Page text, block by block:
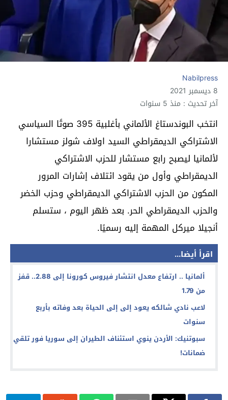
Nabilpress
8 ديسمبر 2021
آخر تحديث : منذ 5 سنوات
انتخب البوندستاغ الألماني بأغلبية 395 صوتًا السياسي
الاشتراكي الديمقراطي السيد اولاف شولز مستشارا
لألمانيا ليصبح رابع مستشار للحزب الاشتراكي
الديمقراطي وأول من يقود ائتلاف إشارات المرور
المكون من الحزب الاشتراكي الديمقراطي وحزب الخضر
والحزب الديمقراطي الحر. بعد ظهر اليوم ، ستسلم
أنجيلا ميركل المهمة إليه رسميًا.
اقرأ أيضا...
ألمانيا .. ارتفاع معدل انتشار فيروس كورونا إلى 2.88.. قفز
من 1.79
لاعب نادي شالكه يعود إلى إلى الحياة بعد وفاته بأربع
سنوات
سبوتنيك: الأردن ينوي استئناف الطيران إلى سوريا فور تلقي
ضمانات!